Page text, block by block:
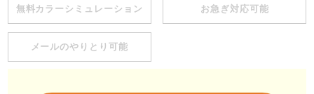
無料カラーシミュレーション お急ぎ対応可能
メールのやりとり可能